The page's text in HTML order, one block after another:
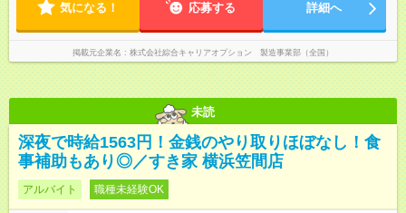
気になる！ 応募する 詳細へ
掲載元企業名 株式会社綜合キャリアオプション 製造事業部（全国）
未読
深夜で時給1563円！金銭のやり取りほぼなし！食
事補助もあり◎／すき家 横浜笠間店
アルバイト 職種未経験OK